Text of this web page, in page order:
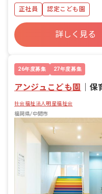
分 楠橋 筑豊電気
正社員 認定こども園
詳しく見る
26年度募集 27年度募集
アンジュこども園 保
社会福祉法人明星福祉会
福岡県/中間市